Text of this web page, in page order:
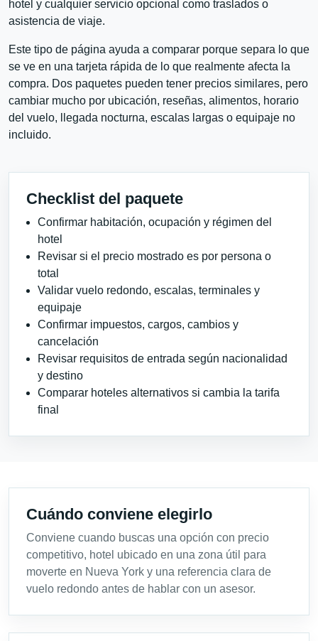
hotel y cualquier servicio opcional como traslados o
asistencia de viaje.
Este tipo de página ayuda a comparar porque separa lo que
se ve en una tarjeta rápida de lo que realmente afecta la
compra. Dos paquetes pueden tener precios similares, pero
cambiar mucho por ubicación, reseñas, alimentos, horario
del vuelo, llegada nocturna, escalas largas o equipaje no
incluido.
Checklist del paquete
Confirmar habitación, ocupación y régimen del
hotel
Revisar si el precio mostrado es por persona o
total
Validar vuelo redondo, escalas, terminales y
equipaje
Confirmar impuestos, cargos, cambios y
cancelación
Revisar requisitos de entrada según nacionalidad
y destino
Comparar hoteles alternativos si cambia la tarifa
final
Cuándo conviene elegirlo
Conviene cuando buscas una opción con precio
competitivo, hotel ubicado en una zona útil para
moverte en Nueva York y una referencia clara de
vuelo redondo antes de hablar con un asesor.